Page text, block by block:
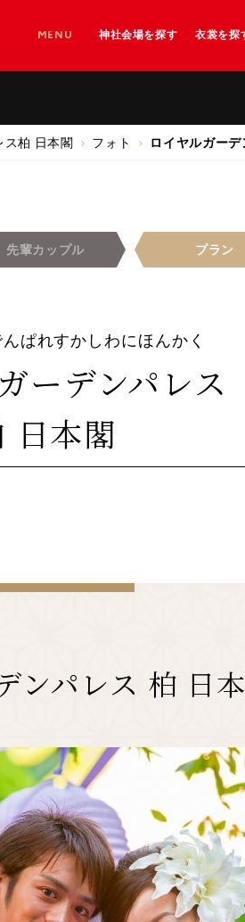
MENU 神社会場を探す 衣裳を探
ス柏 日本閣 フォト ロイヤルガー
先輩カップル プラン
ぱれすかしわにほんかく
ーデンパレス
日本閣
ンパレス 柏 日